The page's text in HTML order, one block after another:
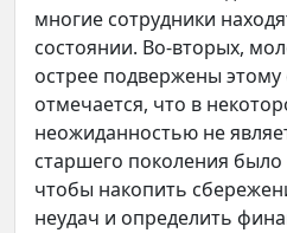
многие сотрудники
состоянии. Во-вторых,
острее подвержены этому
отмечается, что в
неожиданностью не
старшего поколения
чтобы накопить
неудач и определить